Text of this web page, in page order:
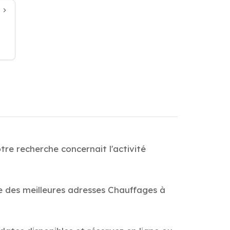
recherche concernait l'activité
meilleures adresses Chauffages à